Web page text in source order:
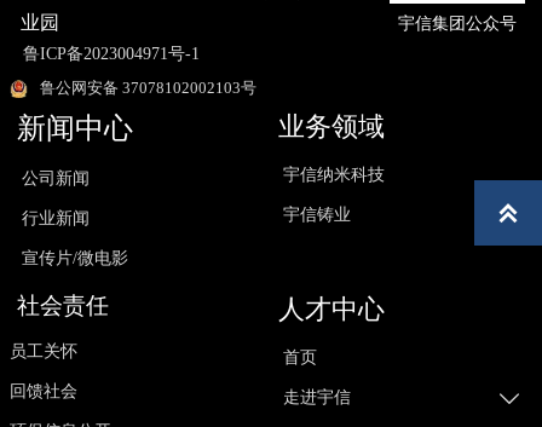
业园
鲁ICP备2023004971号-1
鲁公网安备 37078102002103号
宇信集团公众号
新闻中心
公司新闻
行业新闻
宣传片/微电影
业务领域
宇信纳米科技
宇信铸业
社会责任
员工关怀
回馈社会
人才中心
首页
走进宇信 
